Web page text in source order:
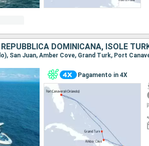
DOMINICANA, ISOLE
San Juan, Amber Cove, Grand Turk, Port
Pagamento in 4X